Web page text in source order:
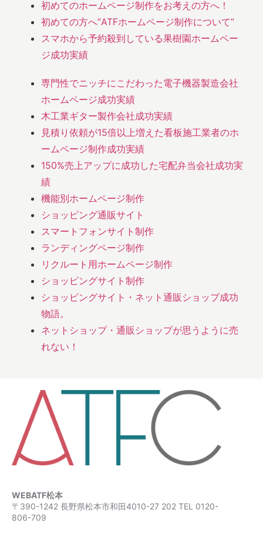
初めてのホームページ制作をお考えの方へ！
初めての方へ”ATFホームページ制作について”
スマホから予約殺到している果樹園ホームペー
ジ成功実績
専門性でニッチにこだわった電子機器製造会社
ホームページ成功実績
木工業ギター製作会社成功実績
見積り依頼が15倍以上増えた看板施工業者のホ
ームページ制作成功実績
150%売上アップに成功した宅配弁当会社成功実
績
機能別ホームページ制作
ショッピング通販サイト
スマートフォンサイト制作
ランディングページ制作
リクルート用ホームページ制作
ショッピングサイト制作
ショッピングサイト・ネット通販ショップ成功
物語。
ネットショップ・通販ショップが思うように売
れない！
WEBATF松本
〒390-1242 長野県松本市和田4010-27 202 TEL 0120-
806-709